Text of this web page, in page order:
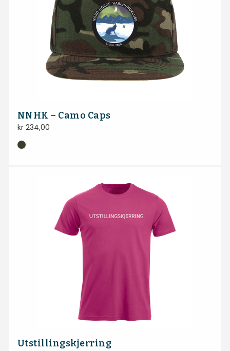
NNHK – Camo Caps
kr234,00
Utstillingskjerring